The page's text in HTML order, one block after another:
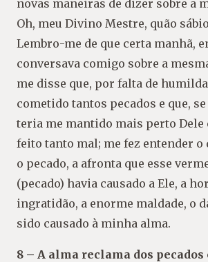
novas maneiras de dizer sobre a
Oh, meu Divino Mestre, quão
Lembro-me de que certa manhã,
conversava comigo sobre a
me disse que, por falta de
cometido tantos pecados e que,
teria me mantido mais perto Dele
feito tanto mal; me fez entender o
o pecado, a afronta que esse
(pecado) havia causado a Ele, a
ingratidão, a enorme maldade, o
sido causado à minha alma.
8 – A alma reclama dos